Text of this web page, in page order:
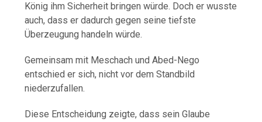
König ihm Sicherheit bringen würde. Doch er wusste
auch, dass er dadurch gegen seine tiefste
Überzeugung handeln würde.
Gemeinsam mit Meschach und Abed-Nego
entschied er sich, nicht vor dem Standbild
niederzufallen.
Diese Entscheidung zeigte, dass sein Glaube